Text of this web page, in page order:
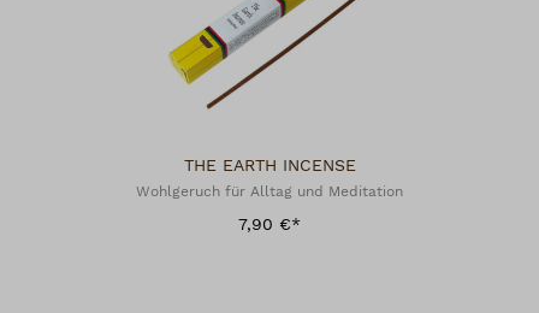
THE EARTH INCENSE
Wohlgeruch für Alltag und Meditation
7,90 €*